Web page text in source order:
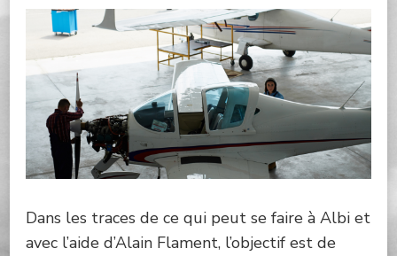
Dans les traces de ce qui peut se faire à Albi et
avec l’aide d’Alain Flament, l’objectif est de